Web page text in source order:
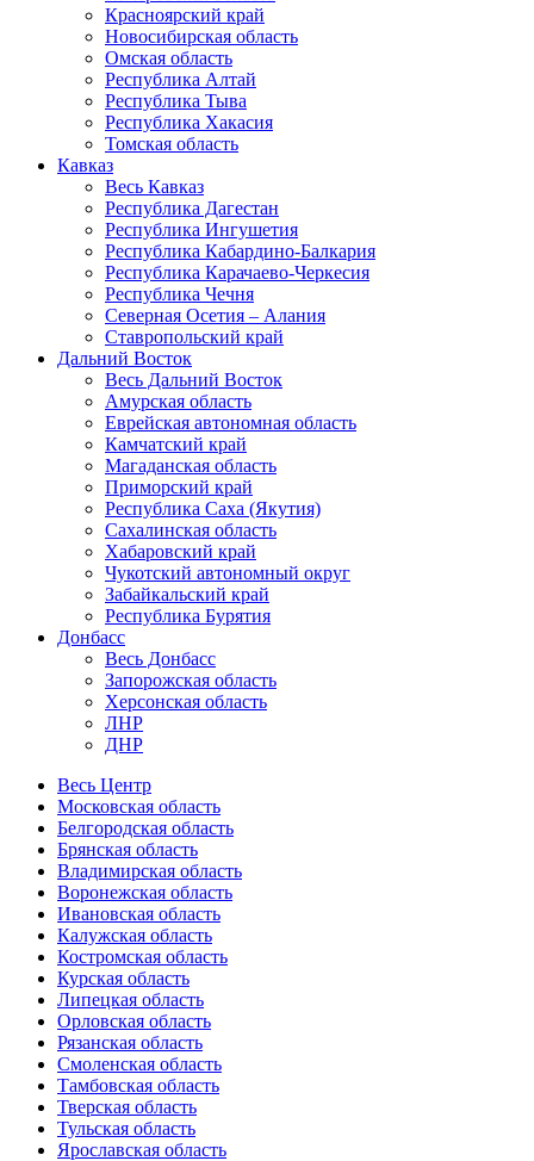
Красноярский край
Новосибирская область
Омская область
Республика Алтай
Республика Тыва
Республика Хакасия
Томская область
Кавказ
Весь Кавказ
Республика Дагестан
Республика Ингушетия
Республика Кабардино-Балкария
Республика Карачаево-Черкесия
Республика Чечня
Северная Осетия – Алания
Ставропольский край
Дальний Восток
Весь Дальний Восток
Амурская область
Еврейская автономная область
Камчатский край
Магаданская область
Приморский край
Республика Саха (Якутия)
Сахалинская область
Хабаровский край
Чукотский автономный округ
Забайкальский край
Республика Бурятия
Донбасс
Весь Донбасс
Запорожская область
Херсонская область
ЛНР
ДНР
Весь Центр
Московская область
Белгородская область
Брянская область
Владимирская область
Воронежская область
Ивановская область
Калужская область
Костромская область
Курская область
Липецкая область
Орловская область
Рязанская область
Смоленская область
Тамбовская область
Тверская область
Тульская область
Ярославская область